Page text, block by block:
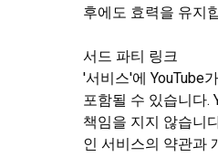
후에도 효력을 유지
서드 파티 링크
'서비스'에 YouTube
포함될 수 있습니다.
책임을 지지 않습니
인 서비스의 약관과